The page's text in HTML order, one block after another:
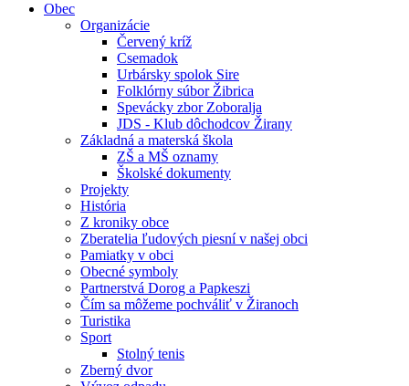
Obec
Organizácie
Červený kríž
Csemadok
Urbársky spolok Sire
Folklórny súbor Žibrica
Spevácky zbor Zoboralja
JDS - Klub dôchodcov Žirany
Základná a materská škola
ZŠ a MŠ oznamy
Školské dokumenty
Projekty
História
Z kroniky obce
Zberatelia ľudových piesní v našej obci
Pamiatky v obci
Obecné symboly
Partnerstvá Dorog a Papkeszi
Čím sa môžeme pochváliť v Žiranoch
Turistika
Sport
Stolný tenis
Zberný dvor